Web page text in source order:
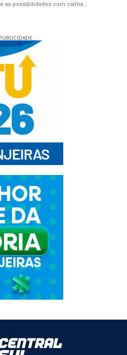
as possibilidades com calma...